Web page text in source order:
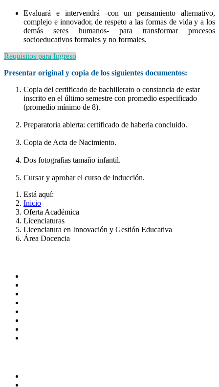
Evaluará e intervendrá -con un pensamiento alternativo,
complejo e innovador, de respeto a las formas de vida y a los
demás seres humanos- para transformar procesos
socioeducativos formales y no formales.
Requisitos para Ingreso
Presentar original y copia de los siguientes documentos:
Copia del certificado de bachillerato o constancia de estar
inscrito en el último semestre con promedio especificado
(promedio mínimo de 8).
Preparatoria abierta: certificado de haberla concluido.
Copia de Acta de Nacimiento.
Dos fotografías tamaño infantil.
Cursar y aprobar el curso de inducción.
Está aquí:
Inicio
Oferta Académica
Licenciaturas
Licenciatura en Innovación y Gestión Educativa
Área Docencia